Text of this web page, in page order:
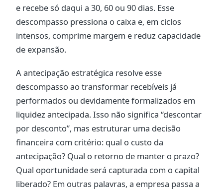
e recebe só daqui a 30, 60 ou 90 dias. Esse
descompasso pressiona o caixa e, em ciclos
intensos, comprime margem e reduz capacidade
de expansão.
A antecipação estratégica resolve esse
descompasso ao transformar recebíveis já
performados ou devidamente formalizados em
liquidez antecipada. Isso não significa “descontar
por desconto”, mas estruturar uma decisão
financeira com critério: qual o custo da
antecipação? Qual o retorno de manter o prazo?
Qual oportunidade será capturada com o capital
liberado? Em outras palavras, a empresa passa a